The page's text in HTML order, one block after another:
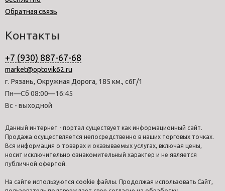
Обратная связь
Контакты
+7 (930) 887-67-68
market@optovik62.ru
г. Рязань, Окружная Дорога, 185 км., с6Г/1
Пн—Сб 08:00—16:45
Вс - выходной
Данный интернет - портал существует как информационный сайт.
Продажа осуществляется непосредственно в наших торговых точках.
Вся информация о товарах и оказываемых услугах, включая цены,
носит исключительно ознакомительный характер и не является
публичной офертой.
На сайте используются cookie файлы. Продолжая использовать Сайт,